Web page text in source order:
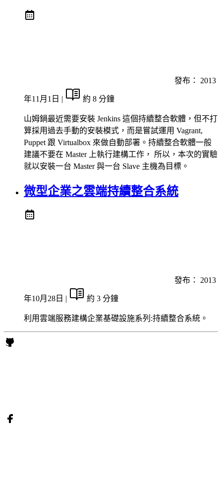
發布： 2013
年11月1日 | 約 8 分鐘
山姆鍋最近需要安裝 Jenkins 這個持續整合軟體，但不打
算採用過去手動的安裝模式，而是嘗試運用 Vagrant,
Puppet 跟 Virtualbox 來做自動部署。持續整合軟體一般
建議不要在 Master 上執行建構工作， 所以，本次的實驗
就以安裝一台 Master 與一台 Slave 主機為目標。
微型企業之雲端持續整合系統
發布： 2013
年10月28日 | 約 3 分鐘
利用雲端服務建構企業基礎設施系列:持續整合系統。